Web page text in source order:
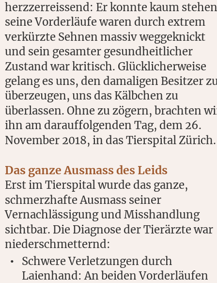
herzzerreissend: Er konnte kaum
seine Vorderläufe waren durch extrem
verkürzte Sehnen massiv weggeknickt
und sein gesamter gesundheitlicher
Zustand war kritisch. Glücklicherweise
gelang es uns, den damaligen Besitzer
überzeugen, uns das Kälbchen zu
überlassen. Ohne zu zögern, brachten
ihn am darauffolgenden Tag, dem 26.
November 2018, in das Tierspital Zürich.
Das ganze Ausmass des Leids
Erst im Tierspital wurde das ganze,
schmerzhafte Ausmass seiner
Vernachlässigung und Misshandlung
sichtbar. Die Diagnose der Tierärzte war
niederschmetternd:
•
Schwere Verletzungen durch
Laienhand: An beiden Vorderläufen